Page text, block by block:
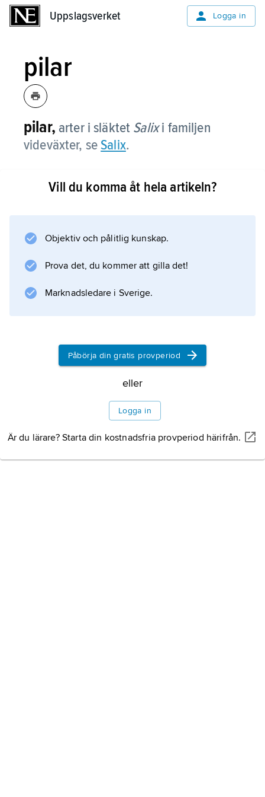
Uppslagsverket Logga in
pilar
pilar, arter i släktet Salixi familjen
videväxter, seSalix.
Vill du komma åt hela artikeln?
Objektiv och pålitlig kunskap.
Prova det, du kommer att gilla det!
Marknadsledare i Sverige.
Påbörja din gratis provperiod
eller
Logga in
Är du lärare? Starta din kostnadsfria provperiod härifrån.